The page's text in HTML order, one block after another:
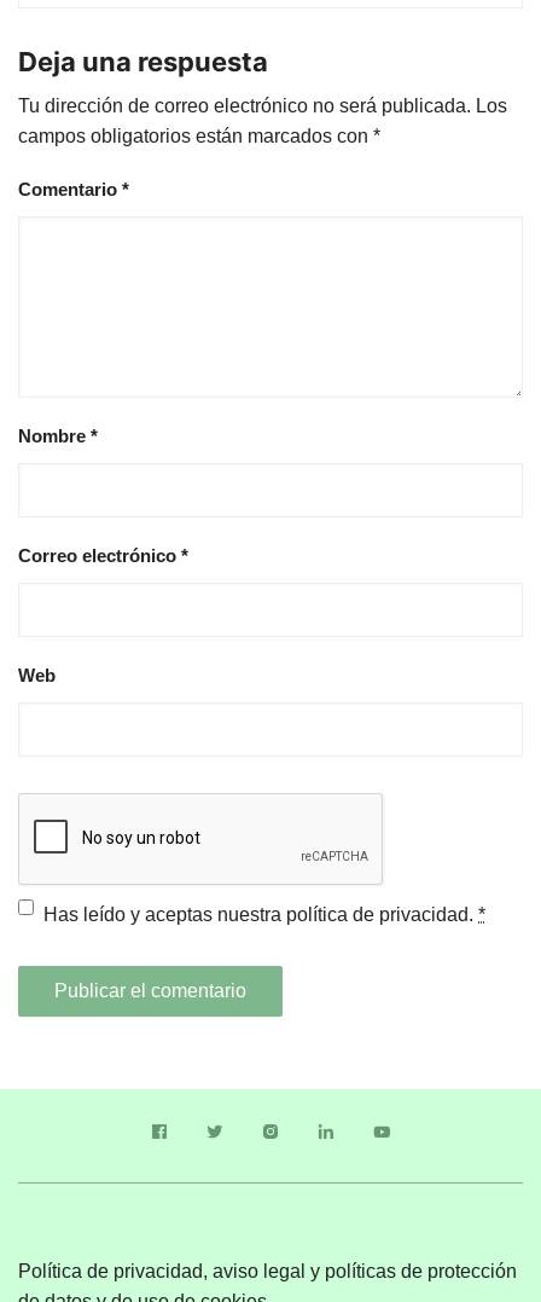
Deja una respuesta
Tu dirección de correo electrónico no será publicada. Los
campos obligatorios están marcados con *
Comentario *
Nombre *
Correo electrónico *
Web
Has leído y aceptas nuestra política de privacidad. *
Política de privacidad, aviso legal y políticas de protección